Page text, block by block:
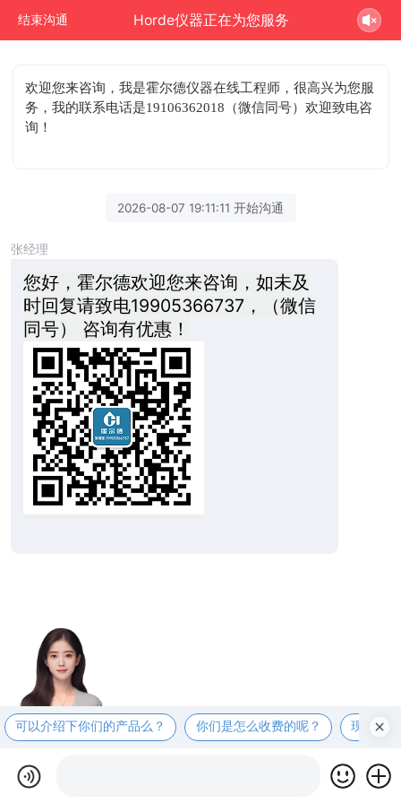
结束沟通 Horde仪器正在为您服务
欢迎您来咨询 ，我是霍尔德仪器在线工程师，很高兴为您服
务，我的联系电话是19106362018（微信同号）欢迎致电咨
询！
2026-08-07 19:11:11 开始沟通
张经理
您好，霍尔德欢迎您来咨询，如未及
时回复请致电19905366737，（微信
同号） 咨询有优惠！
可以介绍下你们的产品么？ 你们是怎么收费的呢？ 现在有